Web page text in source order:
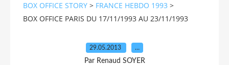
BOX OFFICE STORY > FRANCE HEBDO 1993 >
BOX OFFICE PARIS DU 17/11/1993 AU 23/11/1993
29.05.2013 …
Par Renaud SOYER